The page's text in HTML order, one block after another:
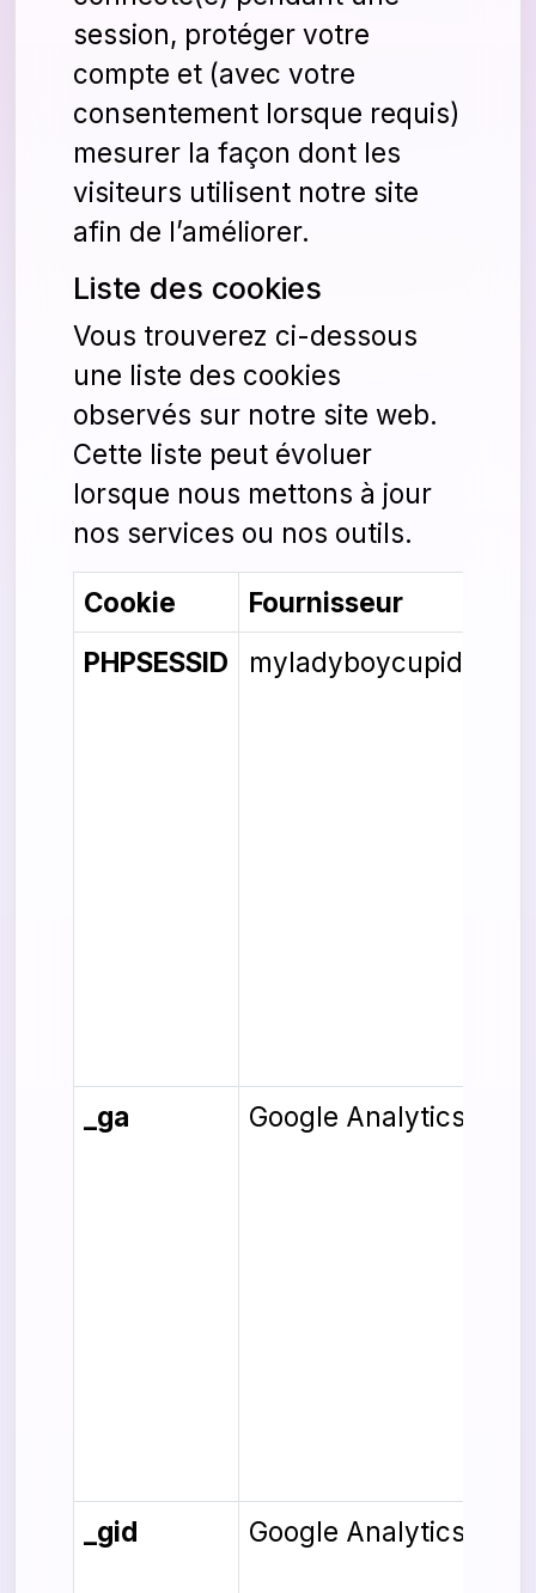
session, protéger votre
compte et (avec votre
consentement lorsque requis)
mesurer la façon dont les
visiteurs utilisent notre site
afin de l’améliorer.
Liste des cookies
Vous trouverez ci-dessous
une liste des cookies
observés sur notre site web.
Cette liste peut évoluer
lorsque nous mettons à jour
nos services ou nos outils.
Cookie
Fournisseur
PHPSESSID
myladyboycupid.com
_ga Google Analytics
_gid Google Analytics